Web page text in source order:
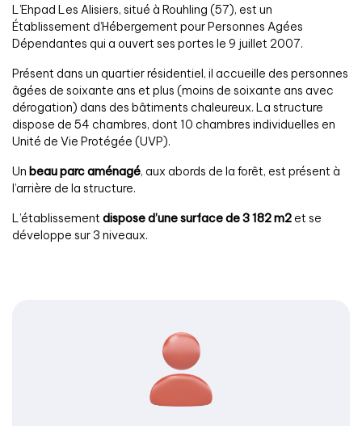
L’Ehpad Les Alisiers, situé à Rouhling (57), est un
Établissement d’Hébergement pour Personnes Agées
Dépendantes qui a ouvert ses portes le 9 juillet 2007.
Présent dans un quartier résidentiel, il accueille des personnes
âgées de soixante ans et plus (moins de soixante ans avec
dérogation) dans des bâtiments chaleureux. La structure
dispose de 54 chambres, dont 10 chambres individuelles en
Unité de Vie Protégée (UVP).
Un beau parc aménagé, aux abords de la forêt, est présent à
l’arrière de la structure.
L’établissement dispose d’une surface de 3 182 m2 et se
développe sur 3 niveaux.